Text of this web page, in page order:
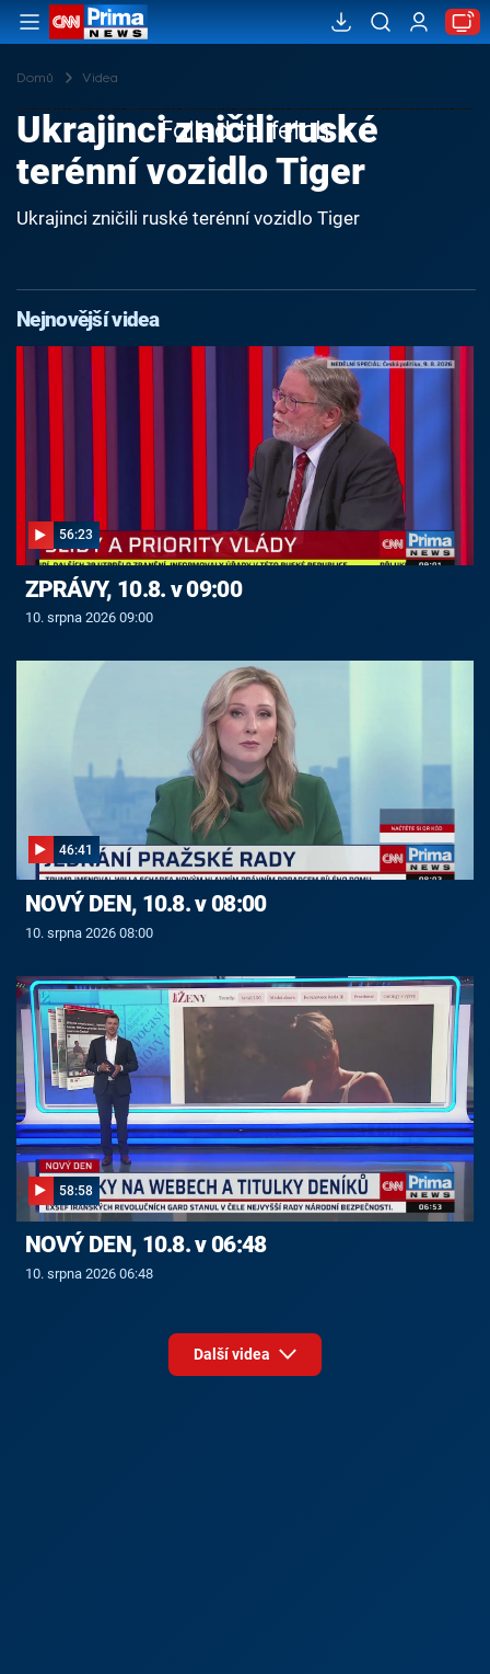
Domů Videa
Failed to fetch
Ukrajinci zničili ruské
terénní vozidlo Tiger
Ukrajinci zničili ruské terénní vozidlo Tiger
Nejnovější videa
56:23
ZPRÁVY, 10.8. v 09:00
10. srpna 2026 09:00
46:41
NOVÝ DEN, 10.8. v 08:00
10. srpna 2026 08:00
58:58
NOVÝ DEN, 10.8. v 06:48
10. srpna 2026 06:48
Další videa